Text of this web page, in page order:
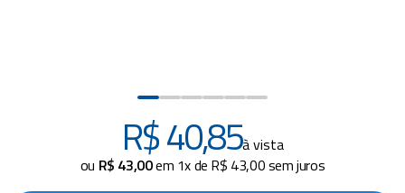
R$40,85à vista
ou R$ 43,00em 1x de R$ 43,00sem juros